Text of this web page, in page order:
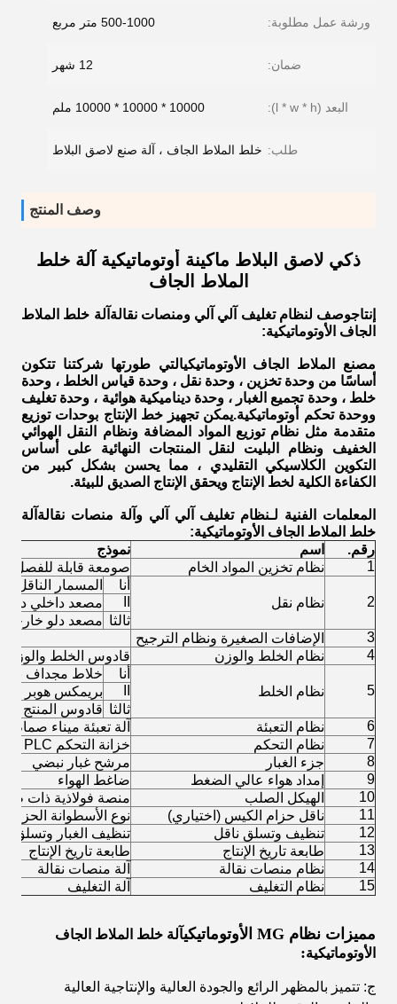
ورشة عمل مطلوبة: 500-1000 متر مربع
ضمان: 12 شهر
البعد (l * w * h): 10000 * 10000 * 10000 ملم
طلب: خلط الملاط الجاف ، آلة صنع لاصق البلاط
وصف المنتج
ذكي لاصق البلاط ماكينة أوتوماتيكية آلة خلط
الملاط الجاف
إنتاجوصف لنظام تغليف آلي آلي ومنصات نقالة آلة خلط الملاط
الجاف الأوتوماتيكية:
مصنع الملاط الجاف الأوتوماتيكيالتي طورتها شركتنا تتكون
أساسًا من وحدة تخزين ، وحدة نقل ، وحدة قياس الخلط ، وحدة
خلط ، وحدة تجميع الغبار ، وحدة ديناميكية هوائية ، وحدة تغليف
ووحدة تحكم أوتوماتيكية.يمكن تجهيز خط الإنتاج بوحدات توزيع
متقدمة مثل نظام توزيع المواد المضافة ونظام النقل الهوائي
الخفيف ونظام البليت لنقل المنتجات النهائية على أساس
التكوين الكلاسيكي التقليدي ، مما يحسن بشكل كبير من
الكفاءة الكلية لخط الإنتاج ويحقق الإنتاج الصديق للبيئة.
المعلمات الفنية لـنظام تغليف آلي آلي وآلة منصات نقالة آلة
خلط الملاط الجاف الأوتوماتيكية:
رقم.
اسم
نموذج
1
نظام تخزين المواد الخام صومعة قابلة للفصل
2 نظام نقل
أنا
المسمار الناقل
مصعد داخلي دلو
ثالثا مصعد دلو خارجي
3
الإضافات الصغيرة ونظام الترجيح
4
نظام الخلط والوزن قادوس الخلط والوزن
5 نظام الخلط
أنا
خلاط مجداف
بريمكس هوبر
ثالثا قادوس المنتج
6
نظام التعبئة
آلة تعبئة ميناء صمام
7
نظام التحكم
خزانة التحكم PLC
8
جزء الغبار
مرشح غبار نبضي
9
إمداد هواء عالي الضغط
ضاغط الهواء
10
الهيكل الصلب
منصة فولاذية ذات
11
ناقل حزام الكيس (اختياري)
نوع الأسطوانة الحزام
12
تنظيف وتسلق ناقل
تنظيف الغبار وتسلق
13
طابعة تاريخ الإنتاج
طابعة تاريخ الإنتاج
14
نظام منصات نقالة
آلة منصات نقالة
15
نظام التغليف آلة التغليف
مميزات نظام MG الأوتوماتيكي
آلة خلط الملاط الجاف
الأوتوماتيكية:
ج: تتميز بالمظهر الرائع والجودة العالية والإنتاجية العالية